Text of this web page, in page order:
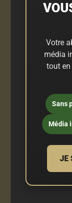
Votre
média
tout
Sans
Média
JE